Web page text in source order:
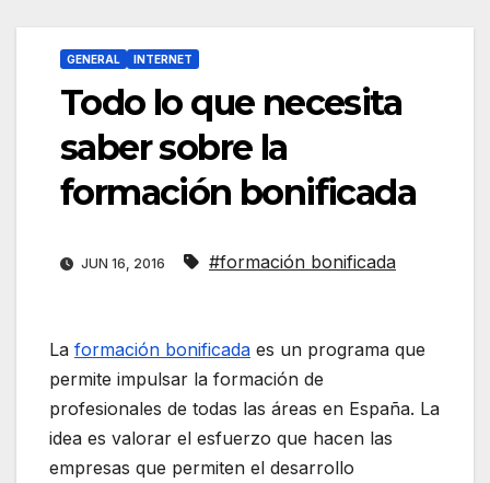
GENERAL INTERNET
Todo lo que necesita
saber sobre la
formación bonificada
JUN 16, 2016 #formación bonificada
La formación bonificada es un programa que
permite impulsar la formación de
profesionales de todas las áreas en España. La
idea es valorar el esfuerzo que hacen las
empresas que permiten el desarrollo